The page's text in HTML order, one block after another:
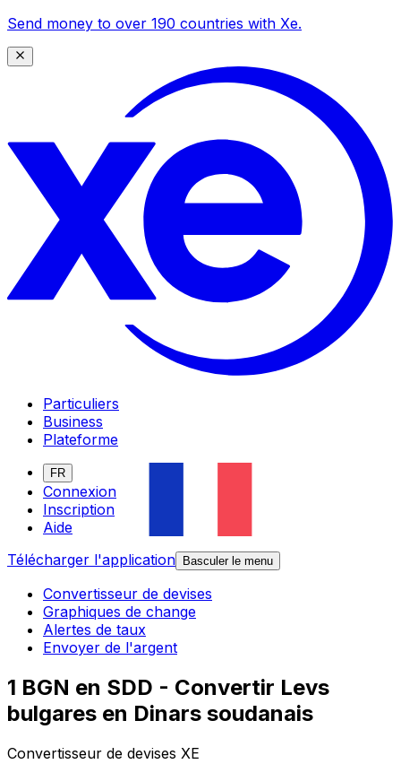
Send money to over 190 countries with Xe.
Particuliers
Business
Plateforme
FR
Connexion
Inscription
Aide
Télécharger l'application
Basculer le menu
Convertisseur de devises
Graphiques de change
Alertes de taux
Envoyer de l'argent
1 BGN en SDD - Convertir Levs
bulgares en Dinars soudanais
Convertisseur de devises XE